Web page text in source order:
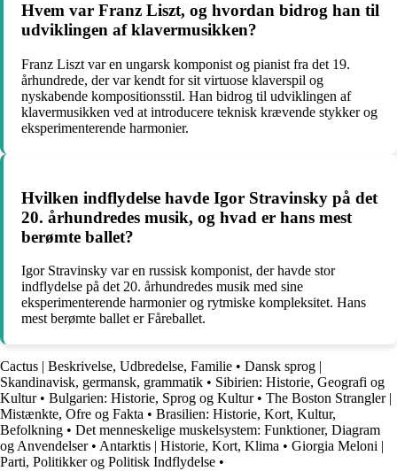
Hvem var Franz Liszt, og hvordan bidrog han til
udviklingen af klavermusikken?
Franz Liszt var en ungarsk komponist og pianist fra det 19.
århundrede, der var kendt for sit virtuose klaverspil og
nyskabende kompositionsstil. Han bidrog til udviklingen af
klavermusikken ved at introducere teknisk krævende stykker og
eksperimenterende harmonier.
Hvilken indflydelse havde Igor Stravinsky på det
20. århundredes musik, og hvad er hans mest
berømte ballet?
Igor Stravinsky var en russisk komponist, der havde stor
indflydelse på det 20. århundredes musik med sine
eksperimenterende harmonier og rytmiske kompleksitet. Hans
mest berømte ballet er Fåreballet.
Cactus | Beskrivelse, Udbredelse, Familie • Dansk sprog |
Skandinavisk, germansk, grammatik • Sibirien: Historie, Geografi og
Kultur• Bulgarien: Historie, Sprog og Kultur• The Boston Strangler |
Mistænkte, Ofre og Fakta • Brasilien: Historie, Kort, Kultur,
Befolkning • Det menneskelige muskelsystem: Funktioner, Diagram
og Anvendelser• Antarktis | Historie, Kort, Klima • Giorgia Meloni |
Parti, Politikker og Politisk Indflydelse •